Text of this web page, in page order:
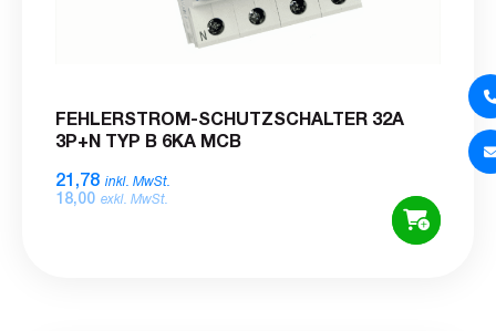
FEHLERSTROM-SCHUTZSCHALTER 32A
3P+N TYP B 6KA MCB
21,78 inkl. MwSt.
18,00 exkl. MwSt.